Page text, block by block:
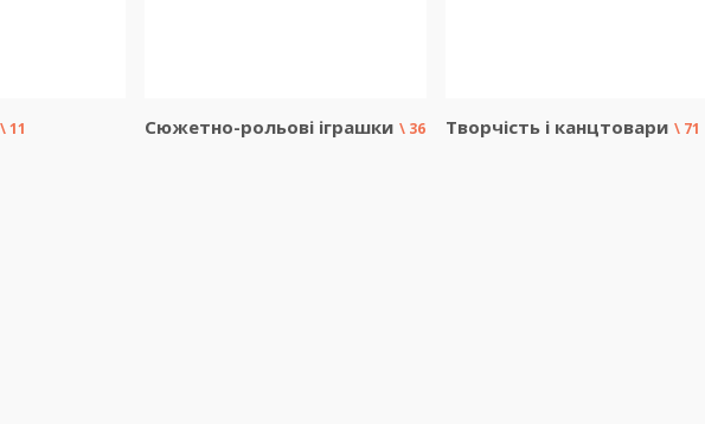
11 Сюжетно-рольові іграшки 36 Творчість і канцтовари 71